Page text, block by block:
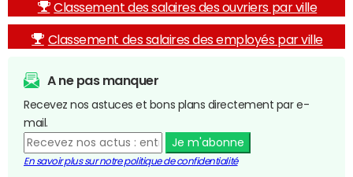
Classement des salaires des ouvriers par ville
Classement des salaires des employés par ville
A ne pas manquer
Recevez nos astuces et bons plans directement par e-
mail.
Je m'abonne
En savoir plus sur notre politique de confidentialité